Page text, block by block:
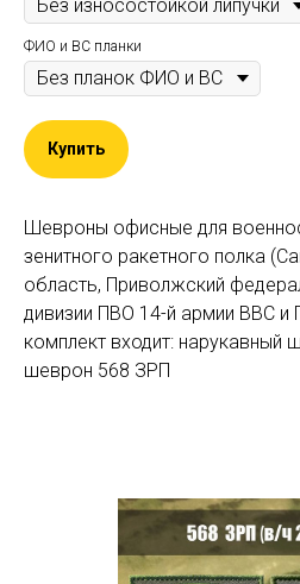
ФИО и ВС планки
Купить
Шевроны офисные для
зенитного ракетного полка
область, Приволжский
дивизии ПВО 14-й армии ВВС
комплект входит: нарукавный
шеврон 568 ЗРП